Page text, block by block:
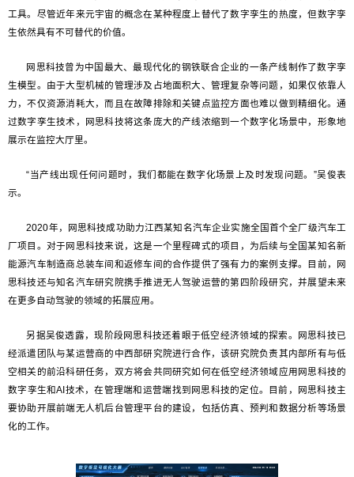
工具。尽管近年来元宇宙的概念在某种程度上替代了数字孪生的热度，但数字孪
生依然具有不可替代的价值。
网思科技曾为中国最大、最现代化的钢铁联合企业的一条产线制作了数字孪
生模型。由于大型机械的管理涉及占地面积大、管理复杂等问题，如果仅依靠人
力，不仅资源消耗大，而且在故障排除和关键点监控方面也难以做到精细化。通
过数字孪生技术，网思科技将这条庞大的产线浓缩到一个数字化场景中，形象地
展示在监控大厅里。
“当产线出现任何问题时，我们都能在数字化场景上及时发现问题。”吴俊表
示。
2020年，网思科技成功助力江西某知名汽车企业实施全国首个全厂级汽车工
厂项目。对于网思科技来说，这是一个里程碑式的项目，为后续与全国某知名新
能源汽车制造商总装车间和返修车间的合作提供了强有力的案例支撑。目前，网
思科技还与知名汽车研究院携手推进无人驾驶运营的第四阶段研究，并展望未来
在更多自动驾驶的领域的拓展应用。
另据吴俊透露，现阶段网思科技还着眼于低空经济领域的探索。网思科技已
经派遣团队与某运营商的中西部研究院进行合作，该研究院负责其内部所有与低
空相关的前沿科研任务，双方将会共同研究如何在低空经济领域应用网思科技的
数字孪生和AI技术，在管理端和运营端找到网思科技的定位。目前，网思科技主
要协助开展前端无人机后台管理平台的建设，包括仿真、预判和数据分析等场景
化的工作。